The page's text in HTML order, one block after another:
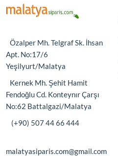
Özalper Mh. Telgraf Sk. İhsan
Apt. No:17/6
Yeşilyurt/Malatya
Kernek Mh. Şehit Hamit
Fendoğlu Cd. Konteynır Çarşı
No:62 Battalgazi/Malatya
(+90) 507 44 66 444
malatyasiparis.com@gmail.com